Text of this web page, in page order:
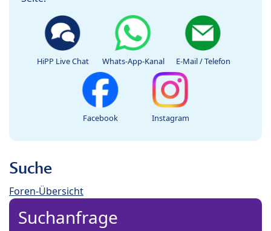
HiPP Live Chat Whats-App-Kanal E-Mail / Telefon
Facebook Instagram
Suche
Foren-Übersicht
Suchanfrage